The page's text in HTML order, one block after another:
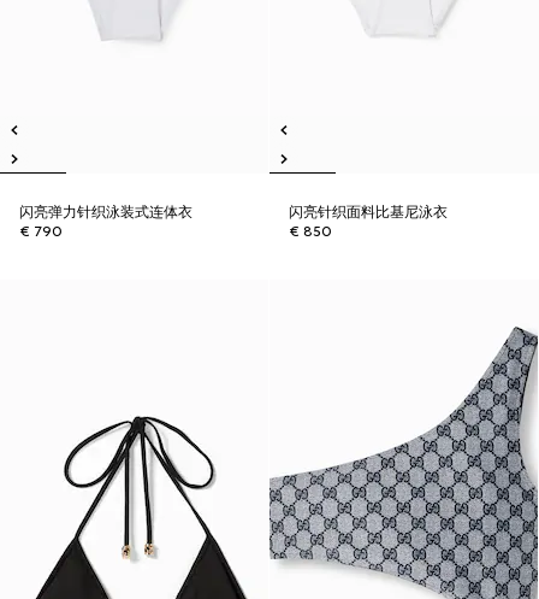
闪亮弹力针织泳装式连体衣
€ 790
闪亮针织面料比基尼泳衣
€ 850